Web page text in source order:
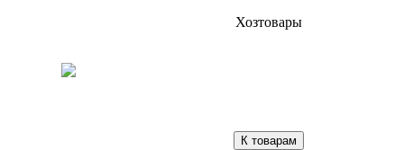
Хозтовары
К товарам